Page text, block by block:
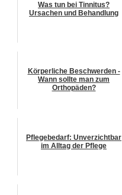
Was tun bei Tinnitus?
Ursachen und Behandlung
Körperliche Beschwerden -
Wann sollte man zum
Orthopäden?
Pflegebedarf: Unverzichtbar
im Alltag der Pflege